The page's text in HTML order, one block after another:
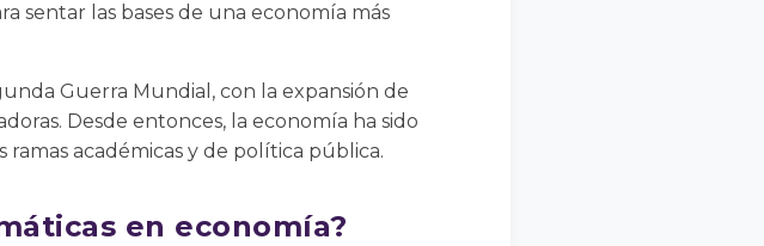
sentar las bases de una economía más
Guerra Mundial, con la expansión de
Desde entonces, la economía ha sido
académicas y de política pública.
en economía?